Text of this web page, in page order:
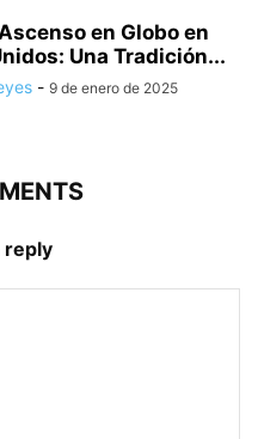
en Globo en
Una Tradición...
- 9 de enero de 2025
reply